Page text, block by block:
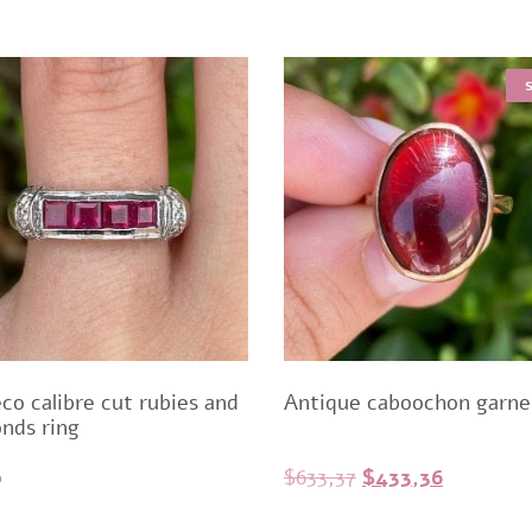
calibre cut rubies and
ring
Antique caboochon
$633,37 Original
$433,36Current